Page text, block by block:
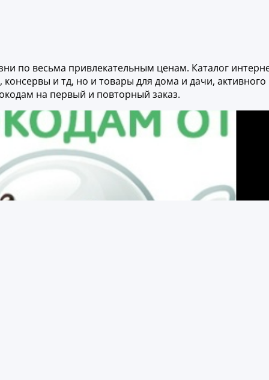
по весьма привлекательным ценам. Каталог
и тд, но и товары для дома и дачи, активного
на первый и повторный заказ.